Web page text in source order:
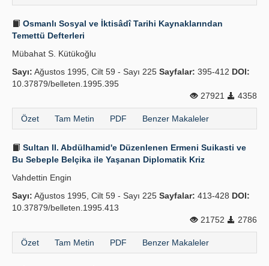
Osmanlı Sosyal ve İktisâdî Tarihi Kaynaklarından
Temettü Defterleri
Mübahat S. Kütükoğlu
Sayı: Ağustos 1995, Cilt 59 - Sayı 225 Sayfalar: 395-412 DOI:
10.37879/belleten.1995.395
27921
4358
Özet Tam Metin PDF Benzer Makaleler
Sultan II. Abdülhamid'e Düzenlenen Ermeni Suikasti ve
Bu Sebeple Belçika ile Yaşanan Diplomatik Kriz
Vahdettin Engin
Sayı: Ağustos 1995, Cilt 59 - Sayı 225 Sayfalar: 413-428 DOI:
10.37879/belleten.1995.413
21752
2786
Özet Tam Metin PDF Benzer Makaleler